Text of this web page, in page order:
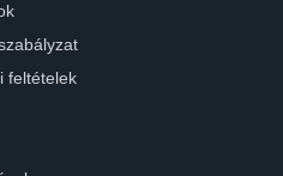
feltételek